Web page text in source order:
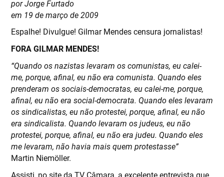
por Jorge Furtado
em 19 de março de 2009
Espalhe! Divulgue! Gilmar Mendes censura jornalistas!
FORA GILMAR MENDES!
“Quando os nazistas levaram os comunistas, eu calei-
me, porque, afinal, eu não era comunista. Quando eles
prenderam os sociais-democratas, eu calei-me, porque,
afinal, eu não era social-democrata. Quando eles levaram
os sindicalistas, eu não protestei, porque, afinal, eu não
era sindicalista. Quando levaram os judeus, eu não
protestei, porque, afinal, eu não era judeu. Quando eles
me levaram, não havia mais quem protestasse”
Martin Niemöller.
Assisti, no site da TV Câmara, a excelente entrevista que